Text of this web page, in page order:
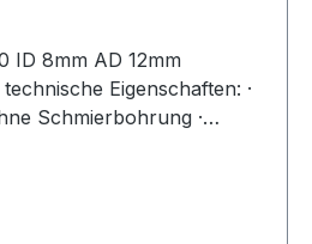
ID 8mm AD 12mm
Eigenschaften: ·
Schmierbohrung ·